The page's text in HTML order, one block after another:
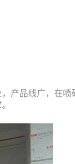
产品线广，在喷